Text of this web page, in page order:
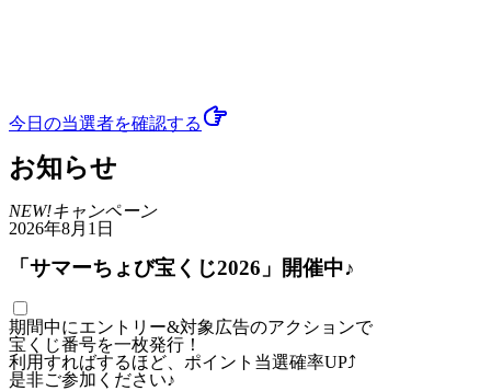
今日の当選者を確認する
お知らせ
NEW!キャンペーン
2026年8月1日
「サマーちょび宝くじ2026」開催中♪
期間中にエントリー&対象広告のアクションで
宝くじ番号を一枚発行！
利用すればするほど、ポイント当選確率UP⤴
是非ご参加ください♪